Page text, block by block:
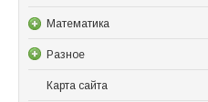
Математика
Разное
Карта сайта